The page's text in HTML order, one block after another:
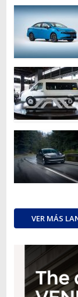
VER MÁS